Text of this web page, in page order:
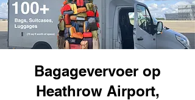
Bagagevervoer op
Heathrow Airport,